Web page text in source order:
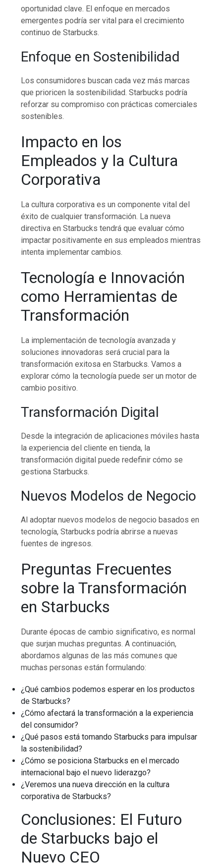
oportunidad clave. El enfoque en mercados
emergentes podría ser vital para el crecimiento
continuo de Starbucks.
Enfoque en Sostenibilidad
Los consumidores buscan cada vez más marcas
que prioricen la sostenibilidad. Starbucks podría
reforzar su compromiso con prácticas comerciales
sostenibles.
Impacto en los
Empleados y la Cultura
Corporativa
La cultura corporativa es un componente vital del
éxito de cualquier transformación. La nueva
directiva en Starbucks tendrá que evaluar cómo
impactar positivamente en sus empleados mientras
intenta implementar cambios.
Tecnología e Innovación
como Herramientas de
Transformación
La implementación de tecnología avanzada y
soluciones innovadoras será crucial para la
transformación exitosa en Starbucks. Vamos a
explorar cómo la tecnología puede ser un motor de
cambio positivo.
Transformación Digital
Desde la integración de aplicaciones móviles hasta
la experiencia del cliente en tienda, la
transformación digital puede redefinir cómo se
gestiona Starbucks.
Nuevos Modelos de Negocio
Al adoptar nuevos modelos de negocio basados en
tecnología, Starbucks podría abrirse a nuevas
fuentes de ingresos.
Preguntas Frecuentes
sobre la Transformación
en Starbucks
Durante épocas de cambio significativo, es normal
que surjan muchas preguntas. A continuación,
abordamos algunas de las más comunes que
muchas personas están formulando:
¿Qué cambios podemos esperar en los productos
de Starbucks?
¿Cómo afectará la transformación a la experiencia
del consumidor?
¿Qué pasos está tomando Starbucks para impulsar
la sostenibilidad?
¿Cómo se posiciona Starbucks en el mercado
internacional bajo el nuevo liderazgo?
¿Veremos una nueva dirección en la cultura
corporativa de Starbucks?
Conclusiones: El Futuro
de Starbucks bajo el
Nuevo CEO